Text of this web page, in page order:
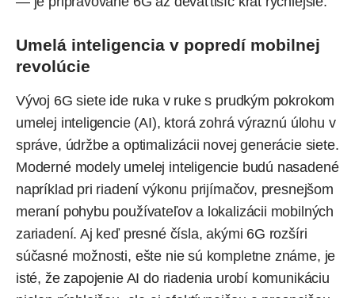
Umelá inteligencia v popredí mobilnej
revolúcie
Vývoj 6G siete ide ruka v ruke s prudkým pokrokom
umelej inteligencie (AI), ktorá zohrá výraznú úlohu v
správe, údržbe a optimalizácii novej generácie siete.
Moderné modely umelej inteligencie budú nasadené
napríklad pri riadení výkonu prijímačov, presnejšom
meraní pohybu používateľov a lokalizácii mobilných
zariadení. Aj keď presné čísla, akými 6G rozšíri
súčasné možnosti, ešte nie sú kompletne známe, je
isté, že zapojenie AI do riadenia urobí komunikáciu